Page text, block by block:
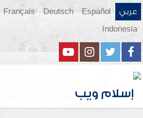
عربي Español
Deutsch
Français
Indonesia